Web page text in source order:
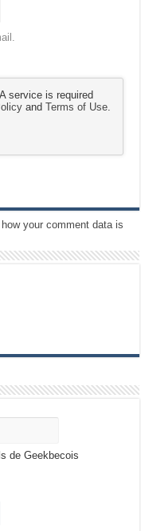
service is required
andTerms of Use
how your comment data is
de Geekbecois